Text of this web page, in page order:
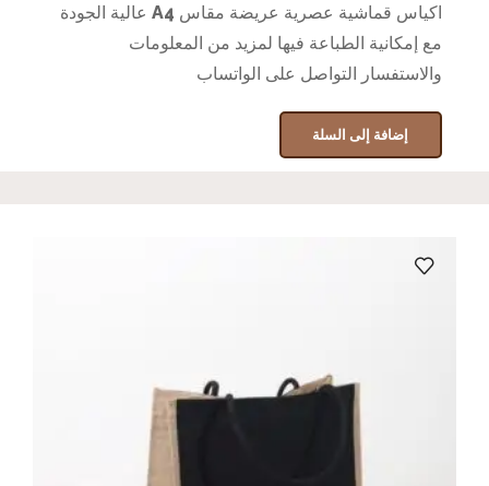
اكياس قماشية عصرية عريضة مقاس A4 عالية الجودة
مع إمكانية الطباعة فيها لمزيد من المعلومات
والاستفسار التواصل على الواتساب
إضافة إلى السلة